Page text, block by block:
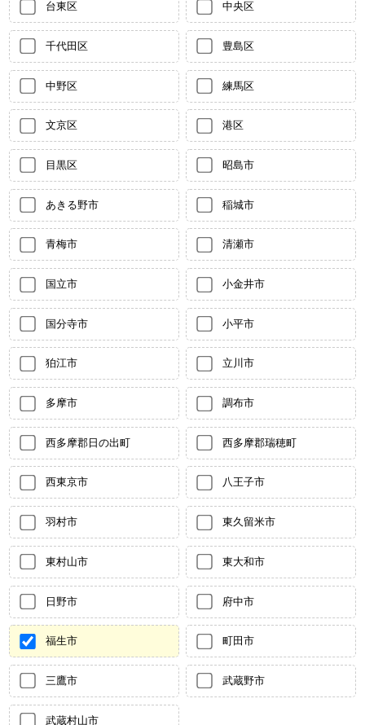
台東区 中央区
千代田区 豊島区
中野区 練馬区
文京区 港区
目黒区 昭島市
あきる野市 稲城市
青梅市 清瀬市
国立市 小金井市
国分寺市 小平市
狛江市 立川市
多摩市 調布市
西多摩郡日の出町 西多摩郡瑞穂町
西東京市 八王子市
羽村市 東久留米市
東村山市 東大和市
日野市 府中市
福生市 町田市
三鷹市 武蔵野市
武蔵村山市